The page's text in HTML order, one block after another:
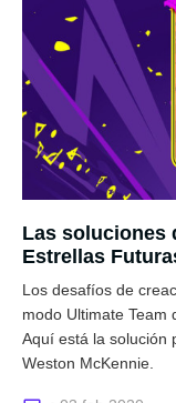
Las soluciones
Estrellas
Los desafíos de
modo Ultimate Team
Aquí está la solución
Weston McKennie.